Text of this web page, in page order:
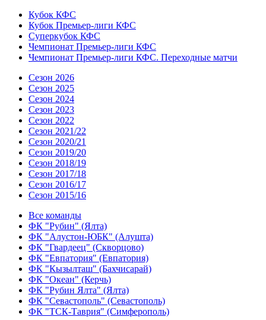
Кубок КФС
Кубок Премьер-лиги КФС
Суперкубок КФС
Чемпионат Премьер-лиги КФС
Чемпионат Премьер-лиги КФС. Переходные матчи
Сезон 2026
Сезон 2025
Сезон 2024
Сезон 2023
Сезон 2022
Сезон 2021/22
Сезон 2020/21
Сезон 2019/20
Сезон 2018/19
Сезон 2017/18
Сезон 2016/17
Сезон 2015/16
Все команды
ФК "Рубин" (Ялта)
ФК "Алустон-ЮБК" (Алушта)
ФК "Гвардеец" (Скворцово)
ФК "Евпатория" (Евпатория)
ФК "Кызылташ" (Бахчисарай)
ФК "Океан" (Керчь)
ФК "Рубин Ялта" (Ялта)
ФК "Севастополь" (Севастополь)
ФК "ТСК-Таврия" (Симферополь)